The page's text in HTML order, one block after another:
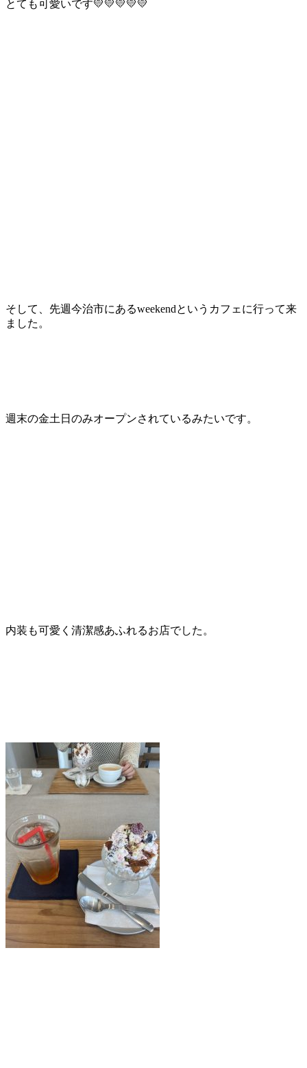
とても可愛いです💛💛💛💛💛
そして、先週今治市にあるweekendというカフェに行って来
ました。
週末の金土日のみオープンされているみたいです。
内装も可愛く清潔感あふれるお店でした。